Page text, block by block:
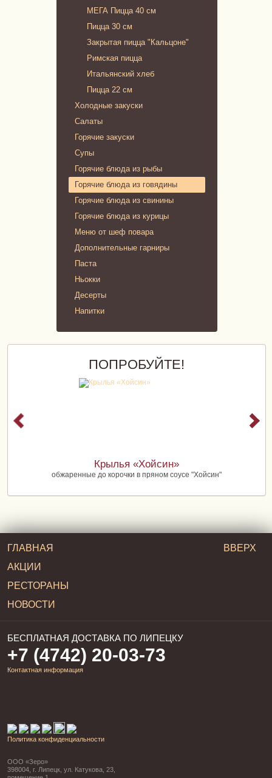
МЕГА Пицца 40 см
Пицца 30 см
Закрытая пицца "Кальцоне"
Римская пицца
Итальянский хлеб
Пицца 22 см
Холодные закуски
Салаты
Горячие закуски
Супы
Горячие блюда из рыбы
Горячие блюда из говядины
Горячие блюда из свинины
Горячие блюда из курицы
Меню от шеф повара
Дополнительные гарниры
Паста
Ньокки
Десерты
Напитки
ПОПРОБУЙТЕ!
Крылья «Хойсин»
обжаренные до корочки в пряном соусе "Хойсин"
ГЛАВНАЯ
АКЦИИ
РЕСТОРАНЫ
НОВОСТИ
ВВЕРХ
БЕСПЛАТНАЯ ДОСТАВКА ПО ЛИПЕЦКУ
+7 (4742) 20-03-73
Контактная информация
Политика конфиденциальности
ООО «Зеро»
398004, г. Липецк, ул. Катукова, 23,